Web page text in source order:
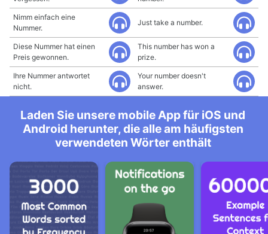
Nimm einfach eine
Nummer.
Just take a number.
Diese Nummer hat einen
Preis gewonnen.
This number has won a
prize.
Ihre Nummer antwortet
nicht.
Your number doesn't
answer.
Laden Sie unsere mobile App für iOS und
Android herunter, die alle am häufigsten
verwendeten Wörter enthält